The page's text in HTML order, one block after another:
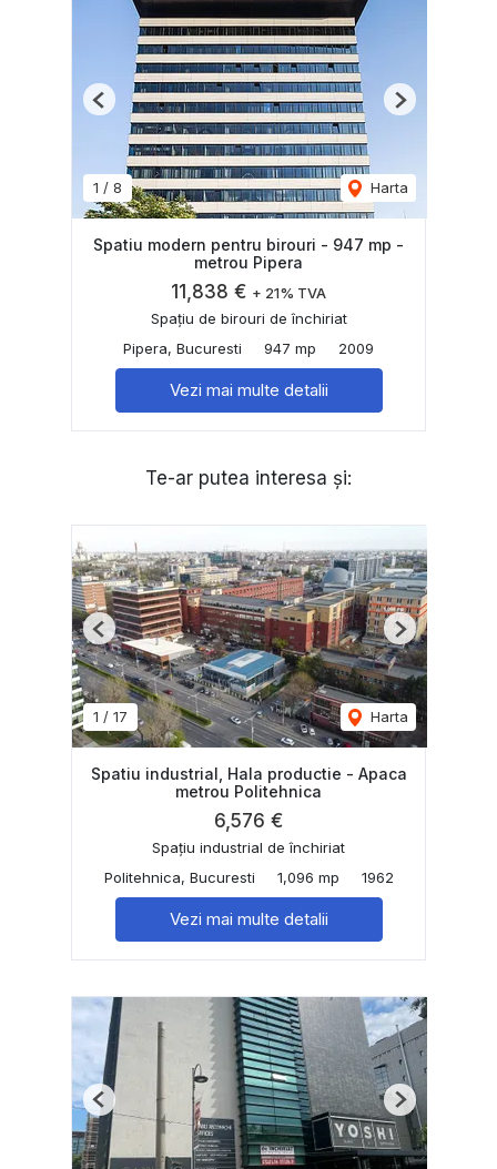
1 / 8 Harta
Previous Next
Spatiu modern pentru birouri - 947 mp -
metrou Pipera
11,838 € + 21% TVA
Spațiu de birouri de închiriat
Pipera, Bucuresti
947 mp 2009
Vezi mai multe detalii
Te-ar putea interesa și:
1 / 17 Harta
Previous Next
Spatiu industrial, Hala productie - Apaca
metrou Politehnica
6,576 €
Spațiu industrial de închiriat
Politehnica, Bucuresti
1,096 mp 1962
Vezi mai multe detalii
Previous Next